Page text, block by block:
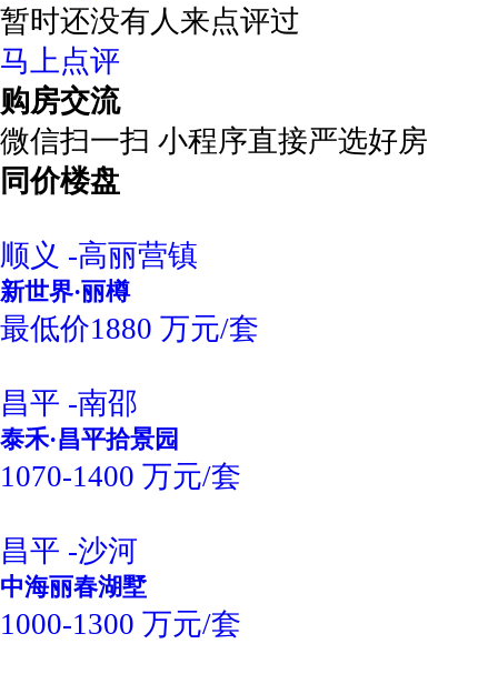
暂时还没有人来点评过
马上点评
购房交流
微信扫一扫 小程序直接严选好房
同价楼盘
顺义 -高丽营镇
新世界·丽樽
最低价1880 万元/套
昌平 -南邵
泰禾·昌平拾景园
1070-1400 万元/套
昌平 -沙河
中海丽春湖墅
1000-1300 万元/套